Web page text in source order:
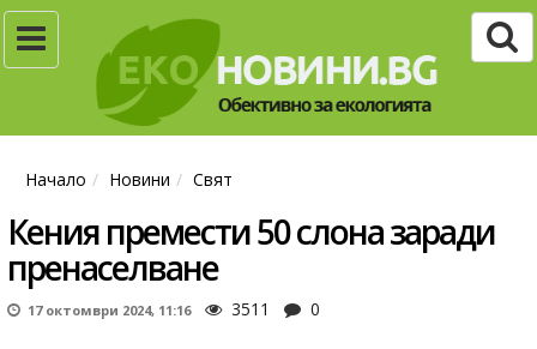
Начало Новини Свят
Кения премести 50 слона заради
пренаселване
17 октомври 2024, 11:16 3511 0